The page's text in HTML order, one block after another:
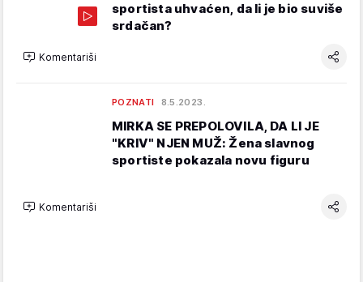
sportista uhvaćen, da li je bio suviše
srdačan?
Komentariši
POZNATI 8.5.2023.
MIRKA SE PREPOLOVILA, DA LI JE
"KRIV" NJEN MUŽ: Žena slavnog
sportiste pokazala novu figuru
Komentariši